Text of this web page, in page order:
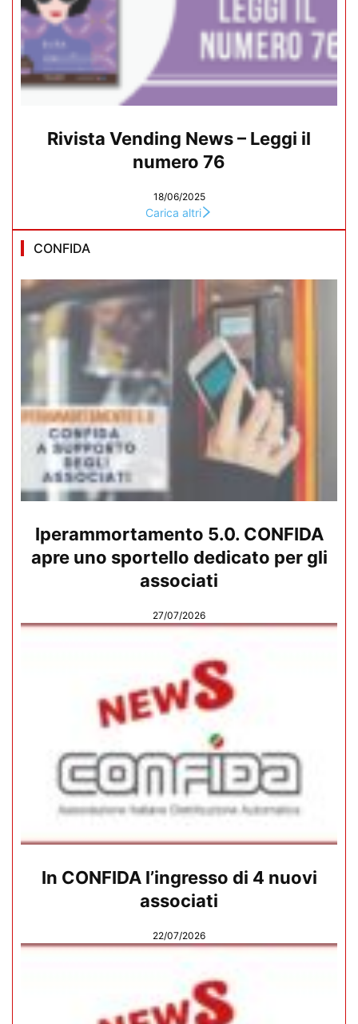
Rivista Vending News – Leggi il
numero 76
18/06/2025
Carica altri
CONFIDA
Iperammortamento 5.0. CONFIDA
apre uno sportello dedicato per gli
associati
27/07/2026
In CONFIDA l’ingresso di 4 nuovi
associati
22/07/2026